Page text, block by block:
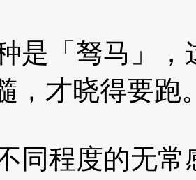
是「驽马」，
，才晓得要跑
同程度的无常